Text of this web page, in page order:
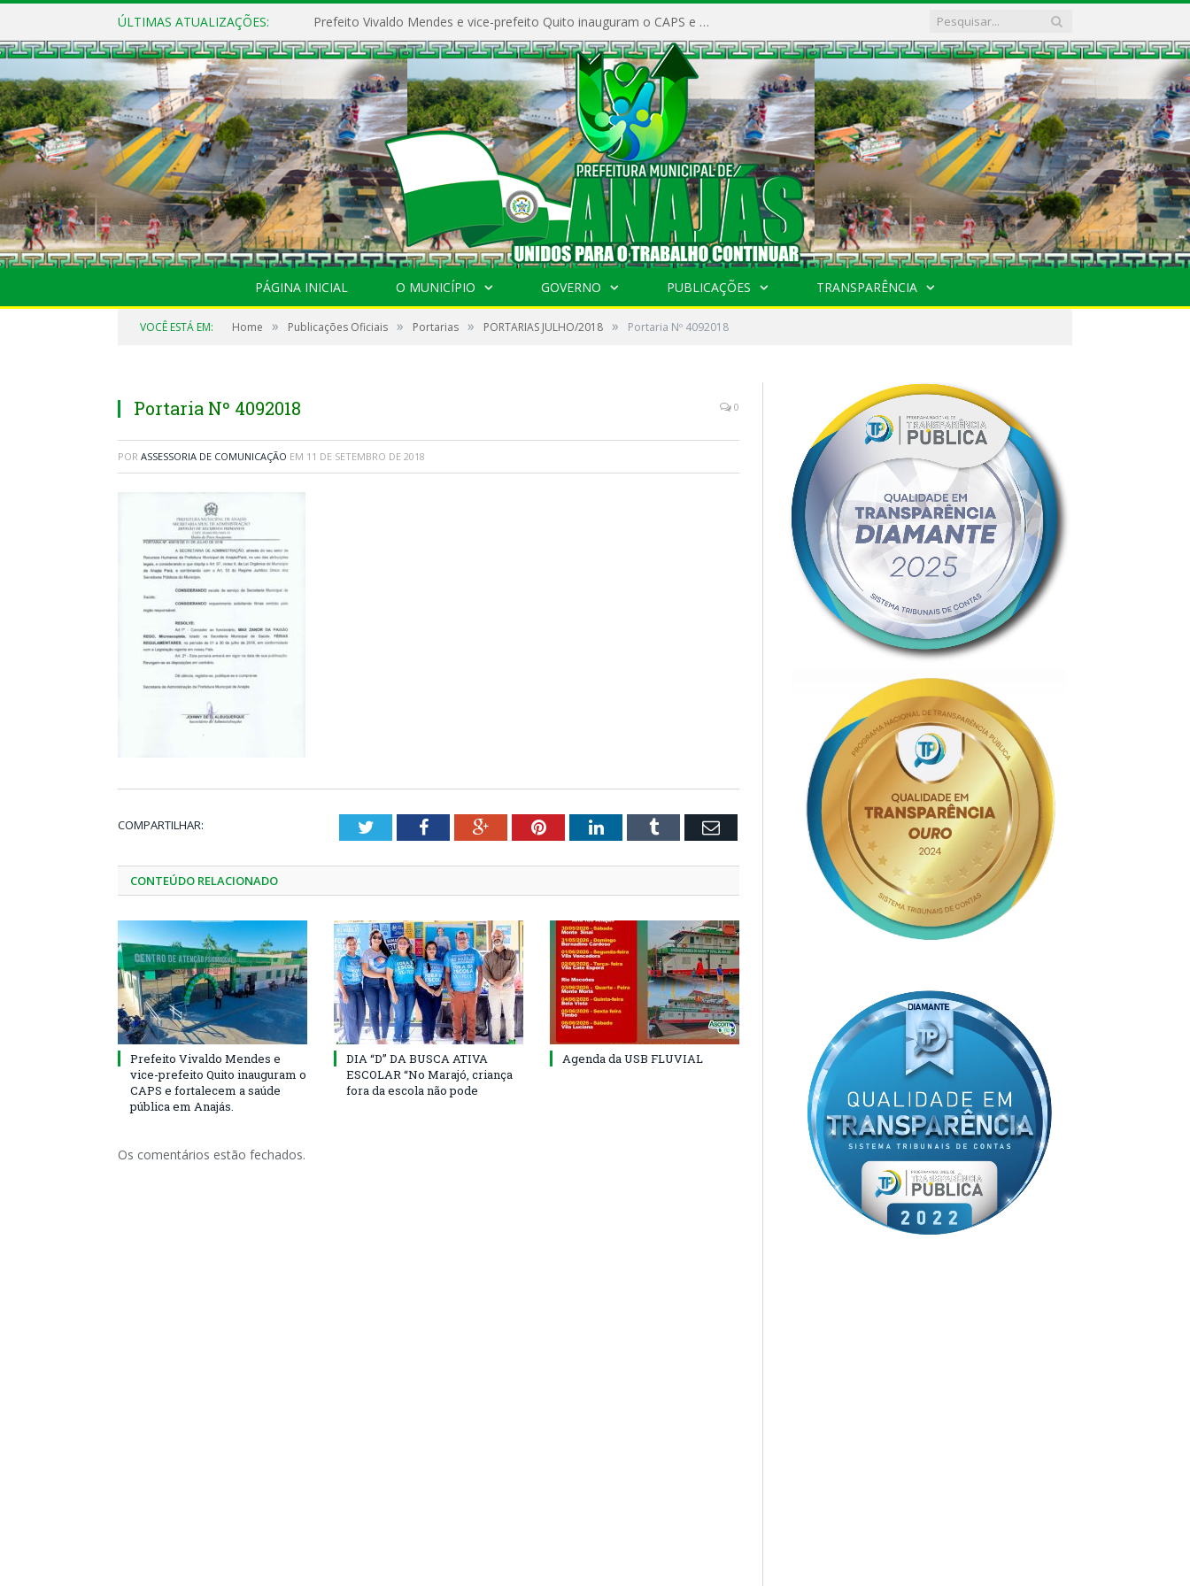
ÚLTIMAS ATUALIZAÇÕES: Prefeito Vivaldo Mendes e vice-prefeito Quito inauguram o CAPS e fortalecem a saúde pública em Anajás.
PÁGINA INICIAL O MUNICÍPIO GOVERNO PUBLICAÇÕES TRANSPARÊNCIA
VOCÊ ESTÁ EM: Home » Publicações Oficiais » Portarias » PORTARIAS JULHO/2018 » Portaria Nº 4092018
Portaria Nº 4092018 0
POR ASSESSORIA DE COMUNICAÇÃO EM 11 DE SETEMBRO DE 2018
COMPARTILHAR: TwitterFacebookGoogle+PinterestLinkedInTumblr Email
CONTEÚDO RELACIONADO
Prefeito Vivaldo Mendes e
vice-prefeito Quito inauguram o
CAPS e fortalecem a saúde
pública em Anajás.
DIA “D” DA BUSCA ATIVA
ESCOLAR “No Marajó, criança
fora da escola não pode
Agenda da USB FLUVIAL
Os comentários estão fechados.